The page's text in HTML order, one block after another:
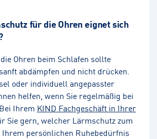
für die Ohren eignet sich
Ohren beim Schlafen sollte
abdämpfen und nicht drücken.
oder individuell angepasster
helfen, wenn Sie regelmäßig bei
Ihrem KIND Fachgeschäft in Ihrer
Sie gern, welcher Lärmschutz zum
Ihrem persönlichen Ruhebedürfnis